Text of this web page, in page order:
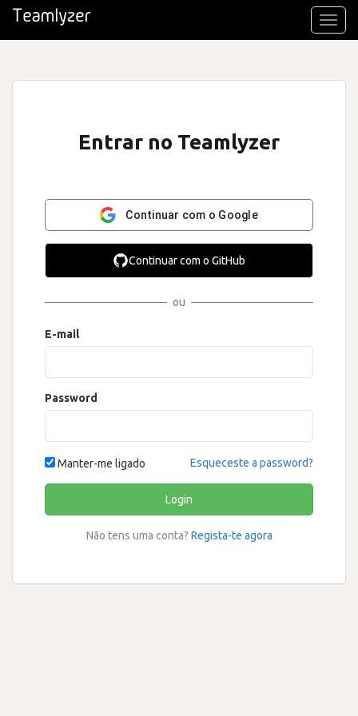
Entrar no Teamlyzer
Continuar com o Google
Continuar com o GitHub
ou
E-mail
Password
Manter-me ligado Esqueceste a password?
Login
Não tens uma conta? Regista-te agora